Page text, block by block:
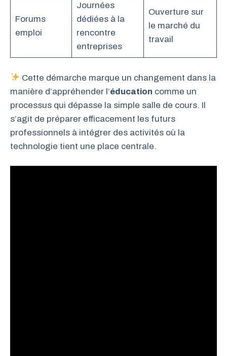
Forums
emploi
Journées
dédiées à la
rencontre
entreprises
Ouverture sur
le marché du
travail
Cette démarche marque un changement dans la
manière d’appréhender l’éducation comme un
processus qui dépasse la simple salle de cours. Il
s’agit de préparer efficacement les futurs
professionnels à intégrer des activités où la
technologie tient une place centrale.